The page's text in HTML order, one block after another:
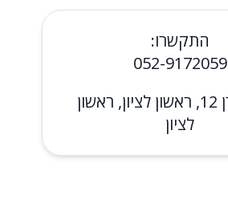
התקשרו:
052-9172059
ילדי טהרן 12, ראשון לציון, ראשון
לציון